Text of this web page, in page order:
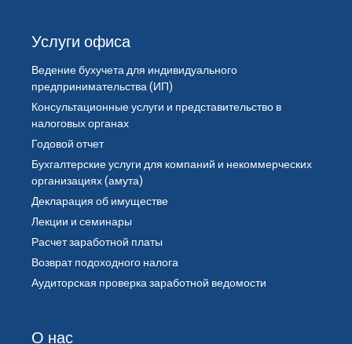
Услуги офиса
Ведение бухучета для индивидуального
предпринимательства (ИП)
Консультационные услуги и представительство в
налоговых органах
Годовой отчет
Бухгалтерские услуги для компаний и некоммерческих
организациях (амута)
Декларация об имуществе
Лекции и семинары
Расчет заработной платы
Возврат подоходного налога
Аудиторская проверка заработной ведомости
О нас